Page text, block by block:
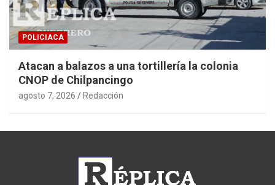
POLICIACA
Atacan a balazos a una tortillería la colonia
CNOP de Chilpancingo
agosto 7, 2026 Redacción